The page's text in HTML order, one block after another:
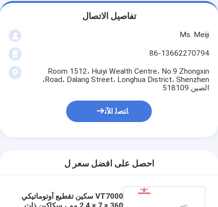
تفاصيل الاتصال
Ms. Meiji
86-13662270794
Room 1512، Huiyi Wealth Centre، No.9 Zhongxin
Road، Dalang Street، Longhua District، Shenzhen،
الصين 518109
ﺎﺘﺼﻟ ﺍﻶﻧ
احصل على افضل سعر ل
VT7000 سكين تقطيع أوتوماتيكي